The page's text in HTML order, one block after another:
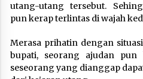
utang-utang tersebut.
pun kerap terlintas di wajah
Merasa prihatin dengan
bupati, seorang ajudan pun
seseorang yang dianggap